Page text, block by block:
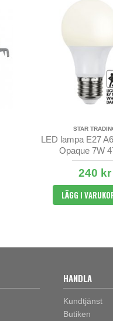
STAR
LED lampa E27
Opaque 7W
240 kr
LÄGG I
HANDLA
Kundtjänst
Butiken